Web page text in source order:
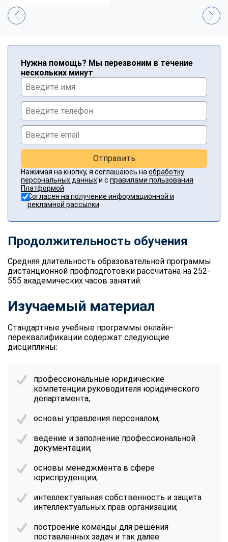
Нужна помощь? Мы перезвоним в течение
нескольких минут
Отправить
Нажимая на кнопку, я соглашаюсь на обработку
персональных данныхи с правилами пользования
Платформой
Согласен на получение информационной и
рекламной рассылки
Продолжительность обучения
Средняя длительность образовательной программы
дистанционной профподготовки рассчитана на 252-
555 академических часов занятий.
Изучаемый материал
Стандартные учебные программы онлайн-
переквалификации содержат следующие
дисциплины:
профессиональные юридические
компетенции руководителя юридического
департамента;
основы управления персоналом;
ведение и заполнение профессиональной
документации;
основы менеджмента в сфере
юриспруденции;
интеллектуальная собственность и защита
интеллектуальных прав организации;
построение команды для решения
поставленных задач и так далее.